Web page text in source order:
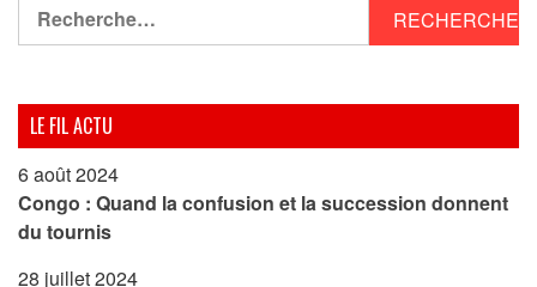
LE FIL ACTU
6 août 2024
Congo : Quand la confusion et la succession donnent
du tournis
28 juillet 2024